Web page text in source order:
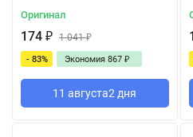
Оригинал
174 ₽ 1 041₽
- 83% Экономия 867 ₽
11 августа2 дня